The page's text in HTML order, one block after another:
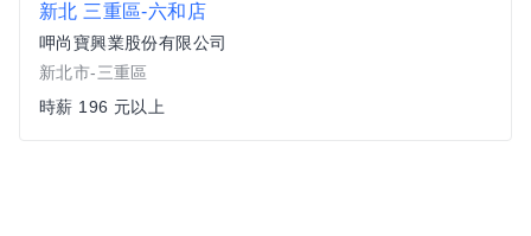
新北 三重區-六和店
呷尚寶興業股份有限公司
新北市-三重區
時薪 196 元以上